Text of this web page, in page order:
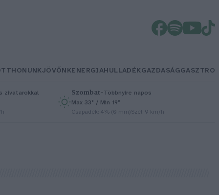
JÖVŐNKENERGIAHULLADÉKGAZDASÁGGASZTRO
zivatarokkal Szombat–Többnyire napos
Max 33° / Min 19°
Csapadék: 4% (0 mm)Szél: 9 km/h